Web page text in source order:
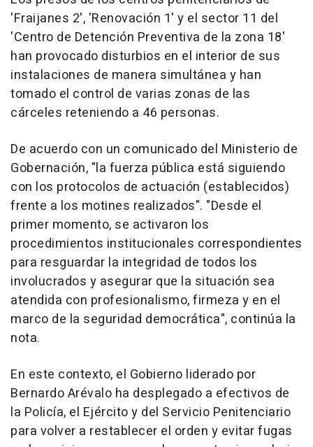
'Fraijanes 2', 'Renovación 1' y el sector 11 del
'Centro de Detención Preventiva de la zona 18'
han provocado disturbios en el interior de sus
instalaciones de manera simultánea y han
tomado el control de varias zonas de las
cárceles reteniendo a 46 personas.
De acuerdo con un comunicado del Ministerio de
Gobernación, "la fuerza pública está siguiendo
con los protocolos de actuación (establecidos)
frente a los motines realizados". "Desde el
primer momento, se activaron los
procedimientos institucionales correspondientes
para resguardar la integridad de todos los
involucrados y asegurar que la situación sea
atendida con profesionalismo, firmeza y en el
marco de la seguridad democrática", continúa la
nota.
En este contexto, el Gobierno liderado por
Bernardo Arévalo ha desplegado a efectivos de
la Policía, el Ejército y del Servicio Penitenciario
para volver a restablecer el orden y evitar fugas